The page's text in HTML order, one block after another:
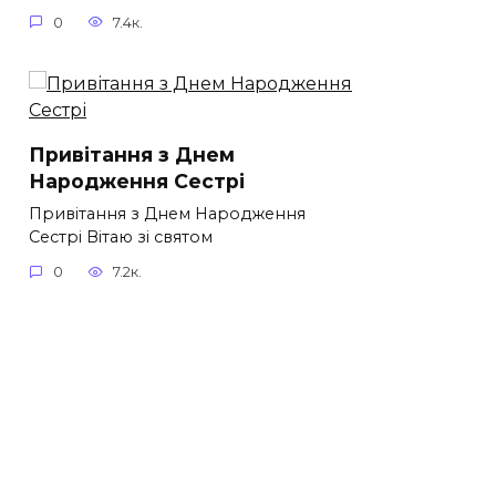
0 7.4к.
Привітання з Днем
Народження Сестрі
Привітання з Днем Народження
Сестрі Вітаю зі святом
0 7.2к.